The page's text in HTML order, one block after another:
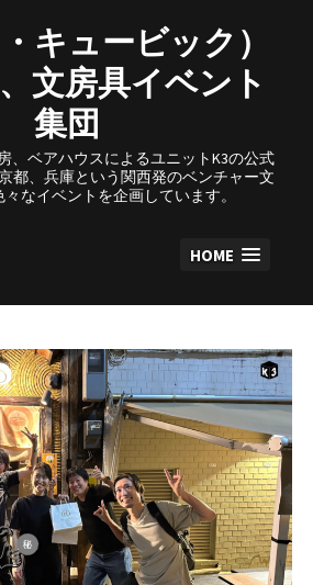
content
キュービック）
文房具イベント
集団
、ベアハウスによるユニットK3の公式
都、兵庫という関西発のベンチャー文
なイベントを企画しています。
HOME